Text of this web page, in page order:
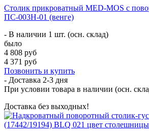
Столик прикроватный MED-MOS с
ПС-003Н-01 (венге)
- В наличии 1 шт. (осн. склад)
было
4 808 руб
4 371 руб
Позвонить и купить
- Доставка 2-3 дня
При условии товара в наличии (осн.
Доставка без выходных!